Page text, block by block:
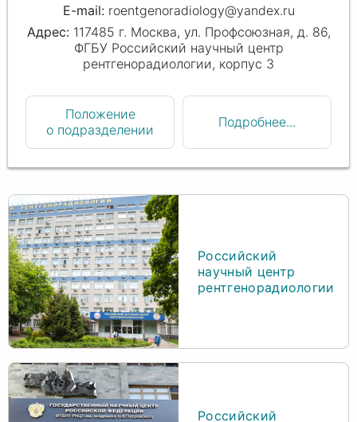
roentgenoradiology@yandex.ru
117485 г. Москва, ул. Профсоюзная, д. 86,
ФГБУ Российский научный центр
рентгенорадиологии, корпус 3
Положение
о подразделении
Подробнее...
Российский
научный центр
рентгенорадиологии
Российский